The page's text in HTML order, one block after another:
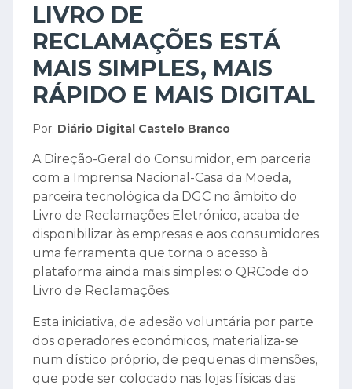
LIVRO DE
RECLAMAÇÕES ESTÁ
MAIS SIMPLES, MAIS
RÁPIDO E MAIS DIGITAL
Por: Diário Digital Castelo Branco
A Direção-Geral do Consumidor, em parceria
com a Imprensa Nacional-Casa da Moeda,
parceira tecnológica da DGC no âmbito do
Livro de Reclamações Eletrónico, acaba de
disponibilizar às empresas e aos consumidores
uma ferramenta que torna o acesso à
plataforma ainda mais simples: o QRCode do
Livro de Reclamações.
Esta iniciativa, de adesão voluntária por parte
dos operadores económicos, materializa-se
num dístico próprio, de pequenas dimensões,
que pode ser colocado nas lojas físicas das